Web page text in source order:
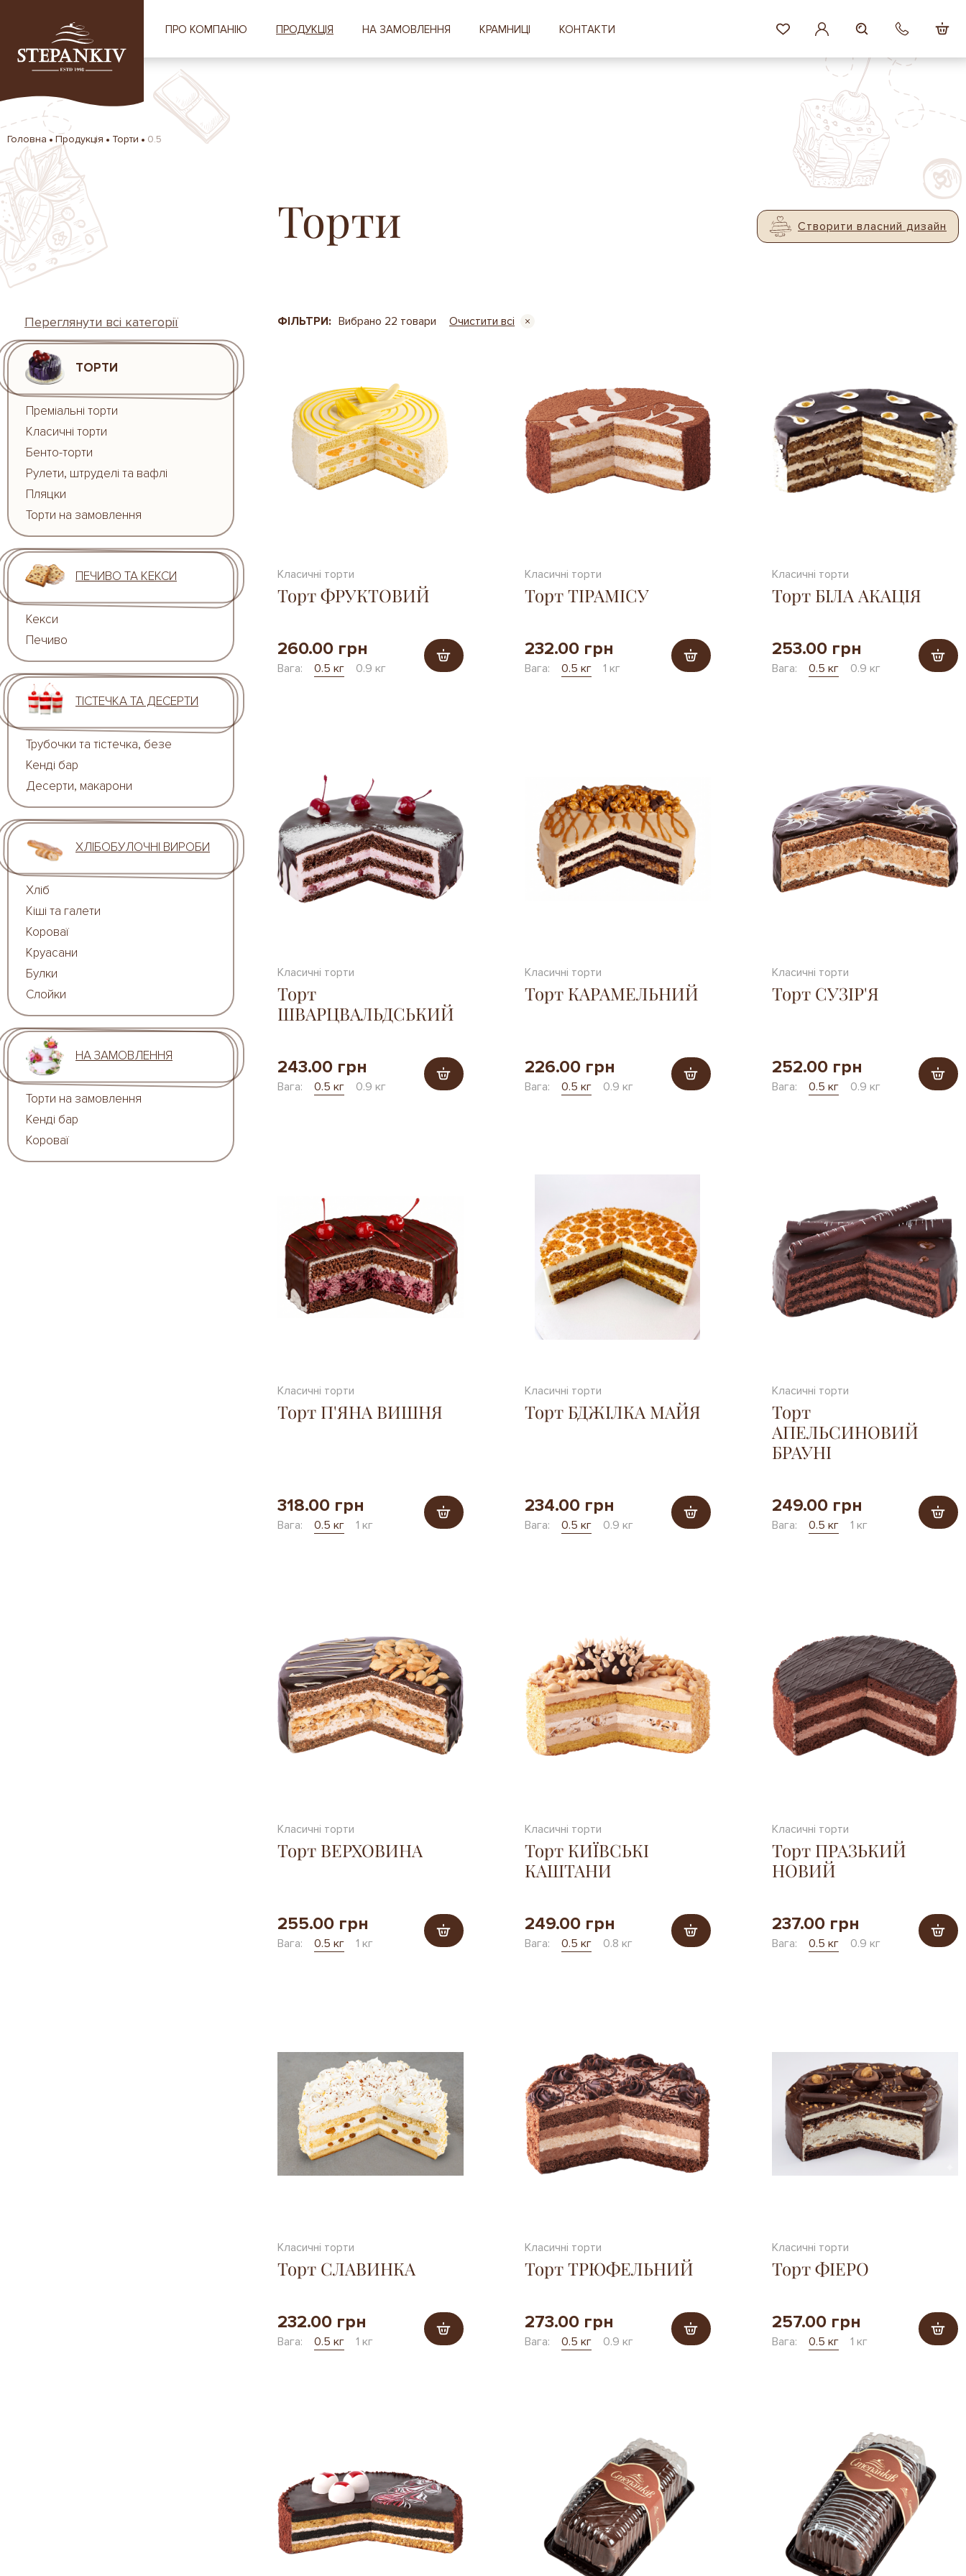
ПРО КОМПАНІЮ ПРОДУКЦІЯ НА ЗАМОВЛЕННЯ КРАМНИЦІ КОНТАКТИ
Головна Продукція Торти 0.5
Торти Створити власний дизайн
Переглянути всі категорії
ТОРТИ
Преміальні торти
Класичні торти
Бенто-торти
Рулети, штруделі та вафлі
Пляцки
Торти на замовлення
ПЕЧИВО ТА КЕКСИ
Кекси
Печиво
ТІСТЕЧКА ТА ДЕСЕРТИ
Трубочки та тістечка, безе
Кенді бар
Десерти, макарони
ХЛІБОБУЛОЧНІ ВИРОБИ
Хліб
Кіші та галети
Короваї
Круасани
Булки
Слойки
НА ЗАМОВЛЕННЯ
Торти на замовлення
Кенді бар
Короваї
ФІЛЬТРИ: Вибрано 22 товари Очистити всі
Класичні торти
Торт ФРУКТОВИЙ
260.00 грн
Вага: 0.5 кг 0.9 кг
Класичні торти
Торт ТІРАМІСУ
232.00 грн
Вага: 0.5 кг 1 кг
Класичні торти
Торт БІЛА АКАЦІЯ
253.00 грн
Вага: 0.5 кг 0.9 кг
Класичні торти
Торт
ШВАРЦВАЛЬДСЬКИЙ
243.00 грн
Вага: 0.5 кг 0.9 кг
Класичні торти
Торт КАРАМЕЛЬНИЙ
226.00 грн
Вага: 0.5 кг 0.9 кг
Класичні торти
Торт СУЗІР'Я
252.00 грн
Вага: 0.5 кг 0.9 кг
Класичні торти
Торт П'ЯНА ВИШНЯ
318.00 грн
Вага: 0.5 кг 1 кг
Класичні торти
Торт БДЖІЛКА МАЙЯ
234.00 грн
Вага: 0.5 кг 0.9 кг
Класичні торти
Торт
АПЕЛЬСИНОВИЙ
БРАУНІ
249.00 грн
Вага: 0.5 кг 1 кг
Класичні торти
Торт ВЕРХОВИНА
255.00 грн
Вага: 0.5 кг 1 кг
Класичні торти
Торт КИЇВСЬКІ
КАШТАНИ
249.00 грн
Вага: 0.5 кг 0.8 кг
Класичні торти
Торт ПРАЗЬКИЙ
НОВИЙ
237.00 грн
Вага: 0.5 кг 0.9 кг
Класичні торти
Торт СЛАВИНКА
232.00 грн
Вага: 0.5 кг 1 кг
Класичні торти
Торт ТРЮФЕЛЬНИЙ
273.00 грн
Вага: 0.5 кг 0.9 кг
Класичні торти
Торт ФІЕРО
257.00 грн
Вага: 0.5 кг 1 кг